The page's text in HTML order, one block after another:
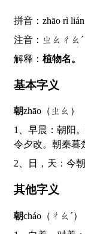
拼音：zhāo rì lián
注音：ㄓㄠㄔㄠ
解释： 植物名。
基本字义
朝zhāo（ㄓㄠ）
1、早晨：朝阳。朝晖。朝暮。朝霞。朝气。朝思暮想。朝
令夕改。朝秦暮
2、日，天：今
其他字义
朝cháo（ㄔㄠˊ）